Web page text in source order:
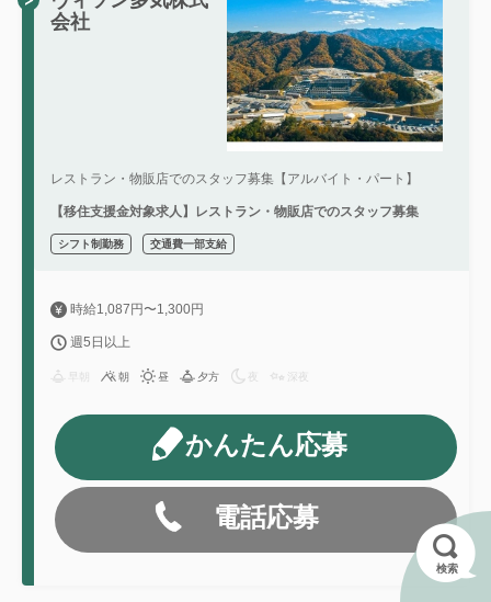
会社
レストラン・物販店でのスタッフ募集【アルバイト・パート】
【移住支援金対象求人】レストラン・物販店でのスタッフ募集
シフト制勤務 交通費一部支給
時給1,087円〜1,300円
週5日以上
朝 昼 夕方 夜 深夜
かんたん応募
電話応募
検索